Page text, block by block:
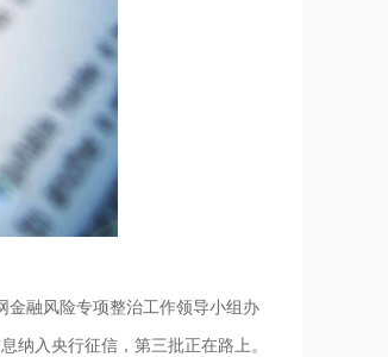
融风险专项整治工作领导小组办
纳入央行征信，第三批正在路上。